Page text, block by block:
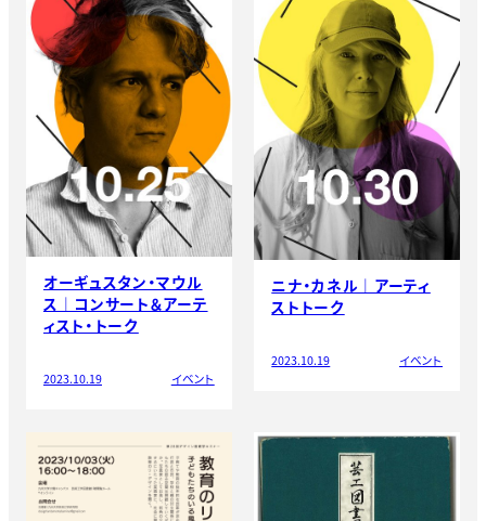
オーギュスタン・マウル
ス｜コンサート＆アーテ
ィスト・トーク
2023.10.19 イベント
ニナ・カネル｜アーティ
ストトーク
2023.10.19 イベント